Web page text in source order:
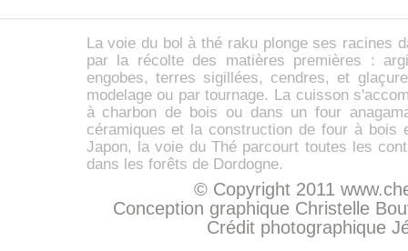
La voie du bol à thé raku plonge ses racines
par la récolte des matières premières :
engobes, terres sigillées, cendres, et
modelage ou par tournage. La cuisson
à charbon de bois ou dans un four
céramiques et la construction de four à
Japon, la voie du Thé parcourt toutes les
dans les forêts de Dordogne.
© Copyright 2011
Conception graphique Christelle
Crédit photographique